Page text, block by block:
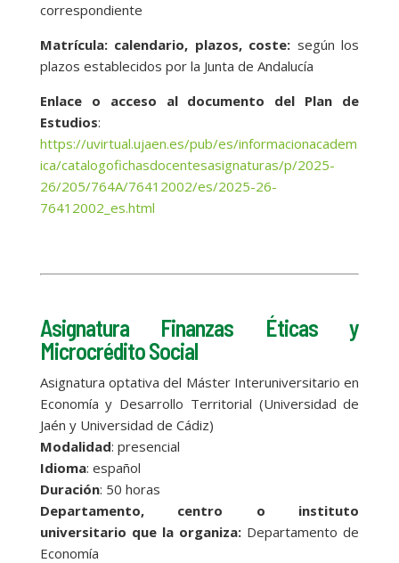
correspondiente
Matrícula: calendario, plazos, coste: según los
plazos establecidos por la Junta de Andalucía
Enlace o acceso al documento del Plan de
Estudios:
https://uvirtual.ujaen.es/pub/es/informacionacadem
ica/catalogofichasdocentesasignaturas/p/2025-
26/205/764A/76412002/es/2025-26-
76412002_es.html
Asignatura Finanzas Éticas y
Microcrédito Social
Asignatura optativa del Máster Interuniversitario en
Economía y Desarrollo Territorial (Universidad de
Jaén y Universidad de Cádiz)
Modalidad: presencial
Idioma: español
Duración: 50 horas
Departamento, centro o instituto
universitario que la organiza: Departamento de
Economía